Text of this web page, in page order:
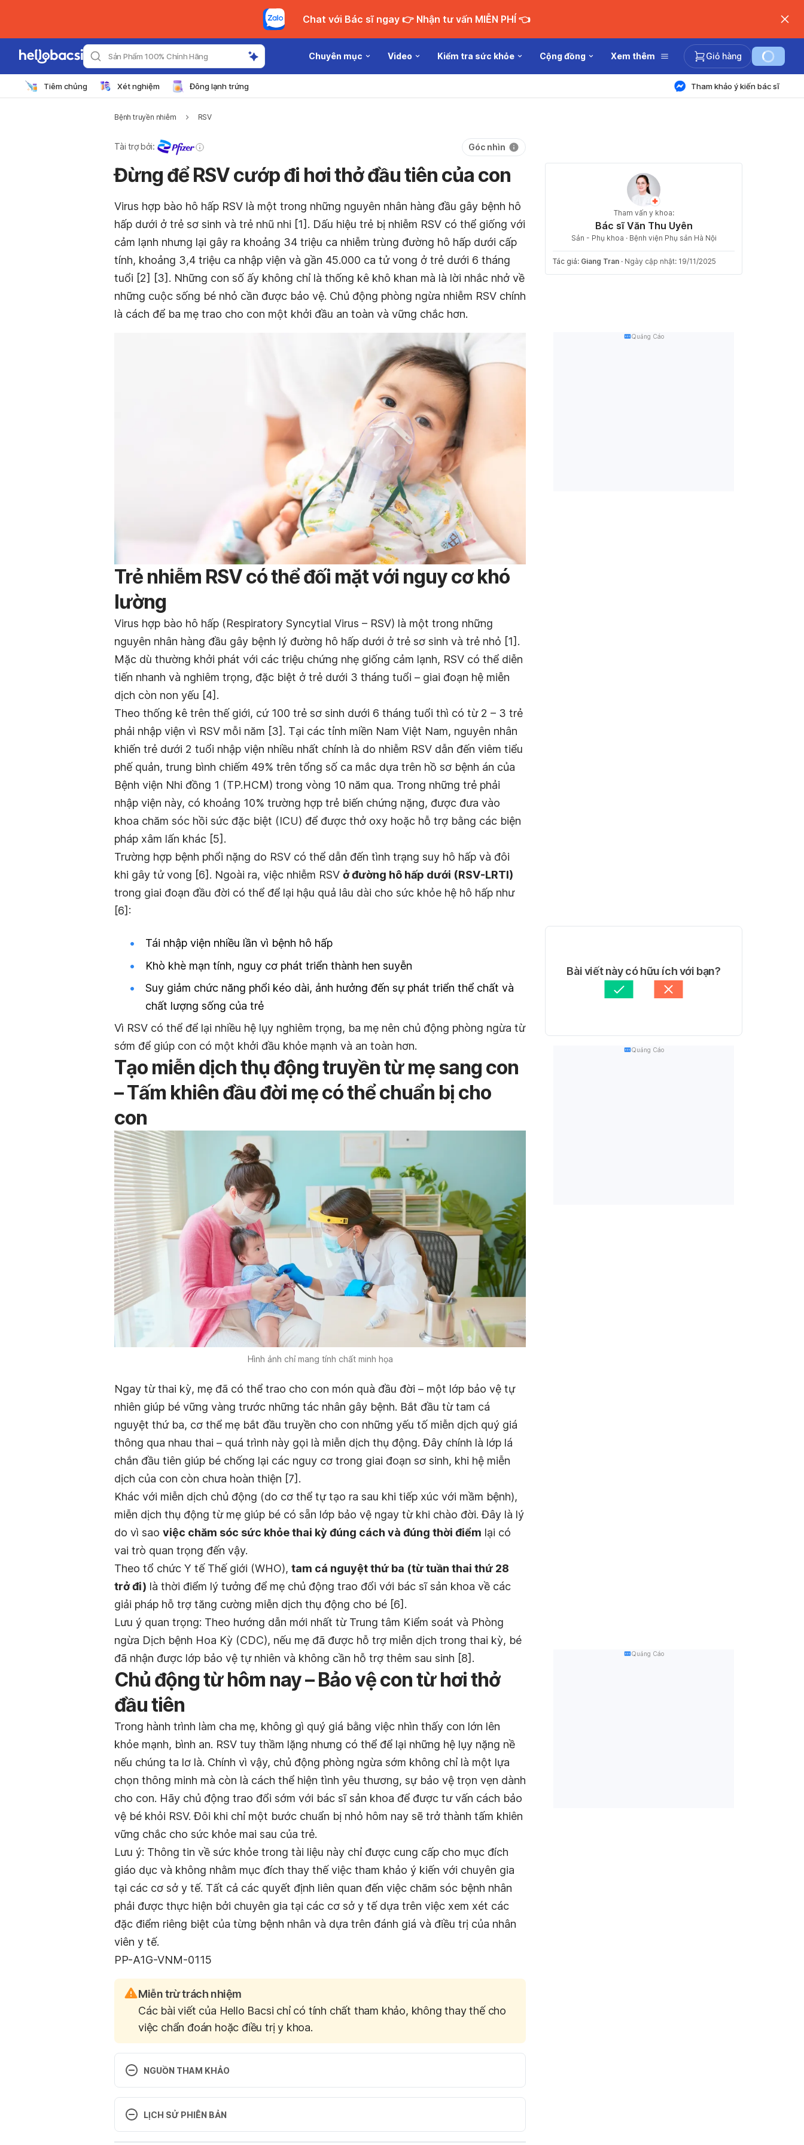
Chat với Bác sĩ ngay 👉 Nhận tư vấn MIỄN PHÍ 👈
Sản Phẩm 100% Chính Hãng Chuyên mục Video Kiểm tra sức khỏe Cộng đồng Xem thêm Giỏ hàng
Tiêm chủng Xét nghiệm Đông lạnh trứng Tham khảo ý kiến bác sĩ
Bệnh truyền nhiễm RSV
Tài trợ bởi: Góc nhìn
Đừng để RSV cướp đi hơi thở đầu tiên của con
Virus hợp bào hô hấp RSV là một trong những nguyên nhân hàng đầu gây bệnh hô
hấp dưới ở trẻ sơ sinh và trẻ nhũ nhi [1]. Dấu hiệu trẻ bị nhiễm RSV có thể giống với
cảm lạnh nhưng lại gây ra khoảng 34 triệu ca nhiễm trùng đường hô hấp dưới cấp
tính, khoảng 3,4 triệu ca nhập viện và gần 45.000 ca tử vong ở trẻ dưới 6 tháng
tuổi [2] [3]. Những con số ấy không chỉ là thống kê khô khan mà là lời nhắc nhở về
những cuộc sống bé nhỏ cần được bảo vệ. Chủ động phòng ngừa nhiễm RSV chính
là cách để ba mẹ trao cho con một khởi đầu an toàn và vững chắc hơn.
Trẻ nhiễm RSV có thể đối mặt với nguy cơ khó
lường
Virus hợp bào hô hấp (Respiratory Syncytial Virus – RSV) là một trong những
nguyên nhân hàng đầu gây bệnh lý đường hô hấp dưới ở trẻ sơ sinh và trẻ nhỏ [1].
Mặc dù thường khởi phát với các triệu chứng nhẹ giống cảm lạnh, RSV có thể diễn
tiến nhanh và nghiêm trọng, đặc biệt ở trẻ dưới 3 tháng tuổi – giai đoạn hệ miễn
dịch còn non yếu [4].
Theo thống kê trên thế giới, cứ 100 trẻ sơ sinh dưới 6 tháng tuổi thì có từ 2 – 3 trẻ
phải nhập viện vì RSV mỗi năm [3]. Tại các tỉnh miền Nam Việt Nam, nguyên nhân
khiến trẻ dưới 2 tuổi nhập viện nhiều nhất chính là do nhiễm RSV dẫn đến viêm tiểu
phế quản, trung bình chiếm 49% trên tổng số ca mắc dựa trên hồ sơ bệnh án của
Bệnh viện Nhi đồng 1 (TP.HCM) trong vòng 10 năm qua. Trong những trẻ phải
nhập viện này, có khoảng 10% trường hợp trẻ biến chứng nặng, được đưa vào
khoa chăm sóc hồi sức đặc biệt (ICU) để được thở oxy hoặc hỗ trợ bằng các biện
pháp xâm lấn khác [5].
Trường hợp bệnh phổi nặng do RSV có thể dẫn đến tình trạng suy hô hấp và đôi
khi gây tử vong [6]. Ngoài ra, việc nhiễm RSV ở đường hô hấp dưới (RSV-LRTI)
trong giai đoạn đầu đời có thể để lại hậu quả lâu dài cho sức khỏe hệ hô hấp như
[6]:
Tái nhập viện nhiều lần vì bệnh hô hấp
Khò khè mạn tính, nguy cơ phát triển thành hen suyễn
Suy giảm chức năng phổi kéo dài, ảnh hưởng đến sự phát triển thể chất và
chất lượng sống của trẻ
Vì RSV có thể để lại nhiều hệ lụy nghiêm trọng, ba mẹ nên chủ động phòng ngừa từ
sớm để giúp con có một khởi đầu khỏe mạnh và an toàn hơn.
Tạo miễn dịch thụ động truyền từ mẹ sang con
– Tấm khiên đầu đời mẹ có thể chuẩn bị cho
con
Hình ảnh chỉ mang tính chất minh họa
Ngay từ thai kỳ, mẹ đã có thể trao cho con món quà đầu đời – một lớp bảo vệ tự
nhiên giúp bé vững vàng trước những tác nhân gây bệnh. Bắt đầu từ tam cá
nguyệt thứ ba, cơ thể mẹ bắt đầu truyền cho con những yếu tố miễn dịch quý giá
thông qua nhau thai – quá trình này gọi là miễn dịch thụ động. Đây chính là lớp lá
chắn đầu tiên giúp bé chống lại các nguy cơ trong giai đoạn sơ sinh, khi hệ miễn
dịch của con còn chưa hoàn thiện [7].
Khác với miễn dịch chủ động (do cơ thể tự tạo ra sau khi tiếp xúc với mầm bệnh),
miễn dịch thụ động từ mẹ giúp bé có sẵn lớp bảo vệ ngay từ khi chào đời. Đây là lý
do vì sao việc chăm sóc sức khỏe thai kỳ đúng cách và đúng thời điểm lại có
vai trò quan trọng đến vậy.
Theo tổ chức Y tế Thế giới (WHO), tam cá nguyệt thứ ba (từ tuần thai thứ 28
trở đi) là thời điểm lý tưởng để mẹ chủ động trao đổi với bác sĩ sản khoa về các
giải pháp hỗ trợ tăng cường miễn dịch thụ động cho bé [6].
Lưu ý quan trọng: Theo hướng dẫn mới nhất từ Trung tâm Kiểm soát và Phòng
ngừa Dịch bệnh Hoa Kỳ (CDC), nếu mẹ đã được hỗ trợ miễn dịch trong thai kỳ, bé
đã nhận được lớp bảo vệ tự nhiên và không cần hỗ trợ thêm sau sinh [8].
Chủ động từ hôm nay – Bảo vệ con từ hơi thở
đầu tiên
Trong hành trình làm cha mẹ, không gì quý giá bằng việc nhìn thấy con lớn lên
khỏe mạnh, bình an. RSV tuy thầm lặng nhưng có thể để lại những hệ lụy nặng nề
nếu chúng ta lơ là. Chính vì vậy, chủ động phòng ngừa sớm không chỉ là một lựa
chọn thông minh mà còn là cách thể hiện tình yêu thương, sự bảo vệ trọn vẹn dành
cho con. Hãy chủ động trao đổi sớm với bác sĩ sản khoa để được tư vấn cách bảo
vệ bé khỏi RSV. Đôi khi chỉ một bước chuẩn bị nhỏ hôm nay sẽ trở thành tấm khiên
vững chắc cho sức khỏe mai sau của trẻ.
Lưu ý: Thông tin về sức khỏe trong tài liệu này chỉ được cung cấp cho mục đích
giáo dục và không nhằm mục đích thay thế việc tham khảo ý kiến với chuyên gia
tại các cơ sở y tế. Tất cả các quyết định liên quan đến việc chăm sóc bệnh nhân
phải được thực hiện bởi chuyên gia tại các cơ sở y tế dựa trên việc xem xét các
đặc điểm riêng biệt của từng bệnh nhân và dựa trên đánh giá và điều trị của nhân
viên y tế.
PP-A1G-VNM-0115
Miễn trừ trách nhiệm
Các bài viết của Hello Bacsi chỉ có tính chất tham khảo, không thay thế cho
việc chẩn đoán hoặc điều trị y khoa.
NGUỒN THAM KHẢO
1. Anti-Respiratory Syncytial Virus (RSV) Neutralizing Antibody Decreases Lung
Inflammation, Airway Obstruction, and Airway Hyperresponsiveness in a Murine RSV
Model
LỊCH SỬ PHIÊN BẢN
Tham vấn y khoa:
Bác sĩ Văn Thu Uyên
Sản - Phụ khoa · Bệnh viện Phụ sản Hà Nội
Tác giả: Giang Tran · Ngày cập nhật: 19/11/2025
Quảng Cáo
Bài viết này có hữu ích với bạn?
Quảng Cáo
Quảng Cáo